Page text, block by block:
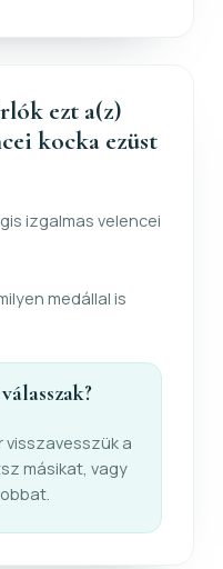
ezt a(z)
kocka ezüst
izgalmas velencei
medállal is
visszavesszük a
másikat, vagy